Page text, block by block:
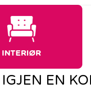
IGJEN EN